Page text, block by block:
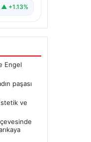
▲ +1.13%
Engel
paşası
ve